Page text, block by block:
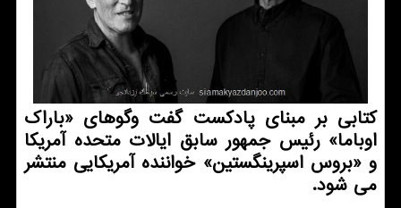
کتابی بر مبنای پادکست گفت وگوهای «باراک
اوباما» رئیس جمهور سابق ایالات متحده آمریکا
و «بروس اسپرینگستین» خواننده آمریکایی منتشر
می شود.